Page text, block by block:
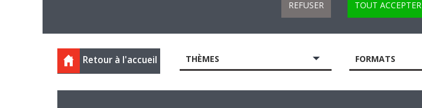
REFUSER TOUT ACCEPTER
Retour à l'accueil THÈMES FORMATS